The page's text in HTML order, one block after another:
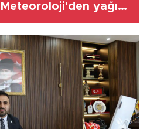
Meteoroloji'den yağış
uyarısı